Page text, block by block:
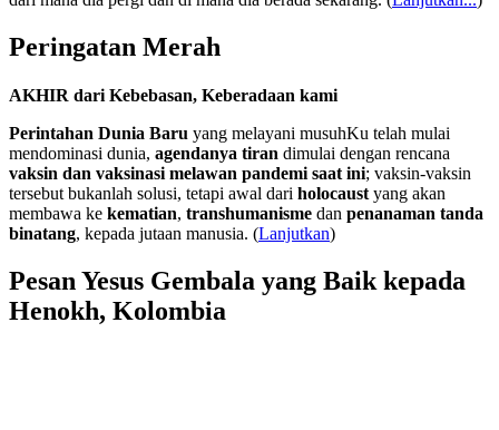
Peringatan Merah
AKHIR dari Kebebasan, Keberadaan kami
Perintahan Dunia Baru yang melayani musuhKu telah mulai
mendominasi dunia, agendanya tiran dimulai dengan rencana
vaksin dan vaksinasi melawan pandemi saat ini; vaksin-vaksin
tersebut bukanlah solusi, tetapi awal dari holocaust yang akan
membawa ke kematian, transhumanisme dan penanaman tanda
binatang, kepada jutaan manusia. (Lanjutkan)
Pesan Yesus Gembala yang Baik kepada
Henokh, Kolombia